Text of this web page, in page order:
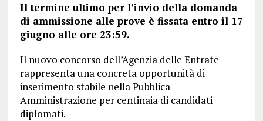
Il termine ultimo per l’invio della domanda
di ammissione alle prove è fissata entro il 17
giugno alle ore 23:59.
Il nuovo concorso dell’Agenzia delle Entrate
rappresenta una concreta opportunità di
inserimento stabile nella Pubblica
Amministrazione per centinaia di candidati
diplomati.